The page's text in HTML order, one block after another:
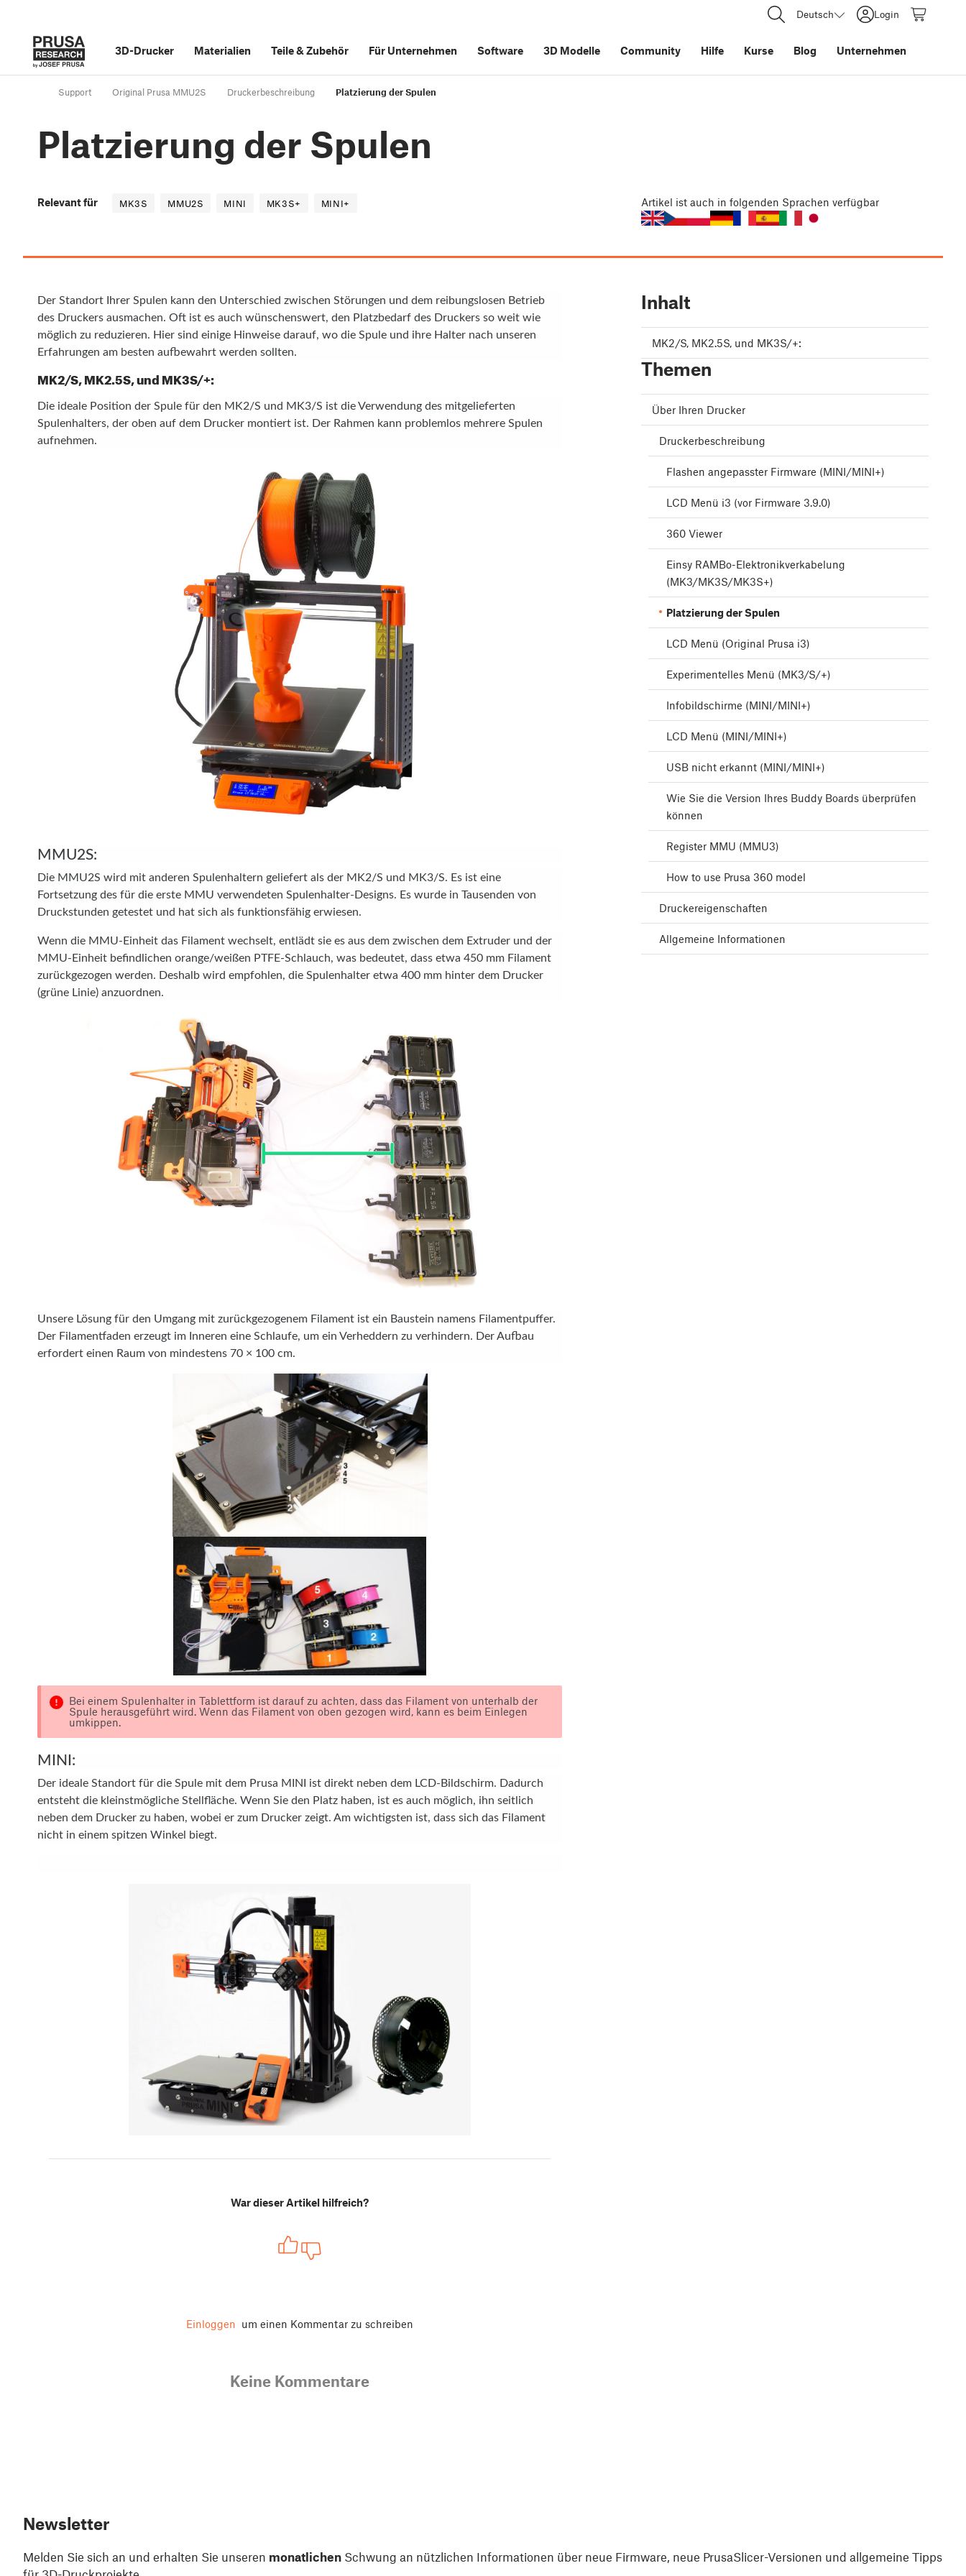
Deutsch Login
3D-Drucker Materialien Teile&Zubehör Für Unternehmen Software 3D Modelle Community Hilfe Kurse Blog Unternehmen
Support Original Prusa MMU2S Druckerbeschreibung Platzierung der Spulen
Platzierung der Spulen
Relevant für MK3S MMU2S MINI MK3S+ MINI+ Artikel ist auch in folgenden Sprachen verfügbar
Der Standort Ihrer Spulen kann den Unterschied zwischen Störungen und dem reibungslosen Betrieb
des Druckers ausmachen. Oft ist es auch wünschenswert, den Platzbedarf des Druckers so weit wie
möglich zu reduzieren. Hier sind einige Hinweise darauf, wo die Spule und ihre Halter nach unseren
Erfahrungen am besten aufbewahrt werden sollten.
MK2/S, MK2.5S, und MK3S/+:
Die ideale Position der Spule für den MK2/S und MK3/S ist die Verwendung des mitgelieferten
Spulenhalters, der oben auf dem Drucker montiert ist. Der Rahmen kann problemlos mehrere Spulen
aufnehmen.
MMU2S:
Die MMU2S wird mit anderen Spulenhaltern geliefert als der MK2/S und MK3/S. Es ist eine
Fortsetzung des für die erste MMU verwendeten Spulenhalter-Designs. Es wurde in Tausenden von
Druckstunden getestet und hat sich als funktionsfähig erwiesen.
Wenn die MMU-Einheit das Filament wechselt, entlädt sie es aus dem zwischen dem Extruder und der
MMU-Einheit befindlichen orange/weißen PTFE-Schlauch, was bedeutet, dass etwa 450 mm Filament
zurückgezogen werden. Deshalb wird empfohlen, die Spulenhalter etwa 400 mm hinter dem Drucker
(grüne Linie) anzuordnen.
Unsere Lösung für den Umgang mit zurückgezogenem Filament ist ein Baustein namens Filamentpuffer.
Der Filamentfaden erzeugt im Inneren eine Schlaufe, um ein Verheddern zu verhindern. Der Aufbau
erfordert einen Raum von mindestens 70 × 100 cm.
Bei einem Spulenhalter in Tablettform ist darauf zu achten, dass das Filament von unterhalb der
Spule herausgeführt wird. Wenn das Filament von oben gezogen wird, kann es beim Einlegen
umkippen.
MINI:
Der ideale Standort für die Spule mit dem Prusa MINI ist direkt neben dem LCD-Bildschirm. Dadurch
entsteht die kleinstmögliche Stellfläche. Wenn Sie den Platz haben, ist es auch möglich, ihn seitlich
neben dem Drucker zu haben, wobei er zum Drucker zeigt. Am wichtigsten ist, dass sich das Filament
nicht in einem spitzen Winkel biegt.
War dieser Artikel hilfreich?
Einloggen um einen Kommentar zu schreiben
Keine Kommentare
Inhalt
MK2/S, MK2.5S, und MK3S/+:
Themen
Über Ihren Drucker
Druckerbeschreibung
Flashen angepasster Firmware (MINI/MINI+)
LCD Menü i3 (vor Firmware 3.9.0)
360 Viewer
Einsy RAMBo-Elektronikverkabelung
(MK3/MK3S/MK3S+)
Platzierung der Spulen
LCD Menü (Original Prusa i3)
Experimentelles Menü (MK3/S/+)
Infobildschirme (MINI/MINI+)
LCD Menü (MINI/MINI+)
USB nicht erkannt (MINI/MINI+)
Wie Sie die Version Ihres Buddy Boards überprüfen
können
Register MMU (MMU3)
How to use Prusa 360 model
Druckereigenschaften
Allgemeine Informationen
Newsletter
Melden Sie sich an und erhalten Sie unseren monatlichen Schwung an nützlichen Informationen über neue Firmware, neue PrusaSlicer-Versionen und allgemeine Tipps